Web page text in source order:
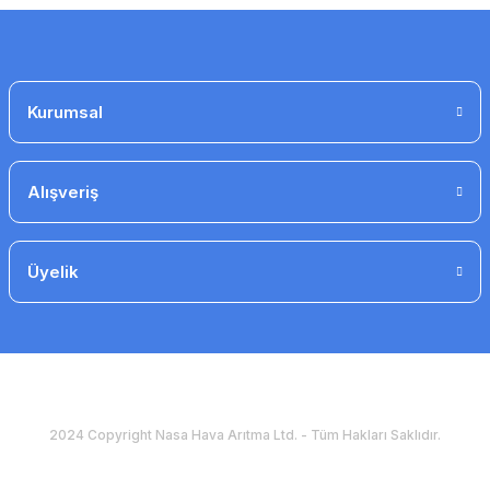
Kurumsal
Alışveriş
Üyelik
2024 Copyright Nasa Hava Arıtma Ltd. - Tüm Hakları Saklıdır.